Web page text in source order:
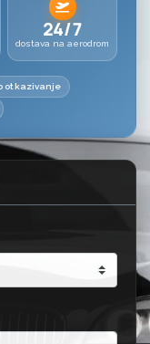
24/7
dostava na aerodrom
otkazivanje